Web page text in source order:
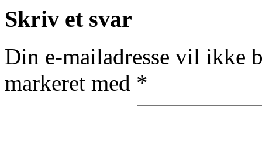
Skriv et svar
Din e-mailadresse vil ikke
markeret med *